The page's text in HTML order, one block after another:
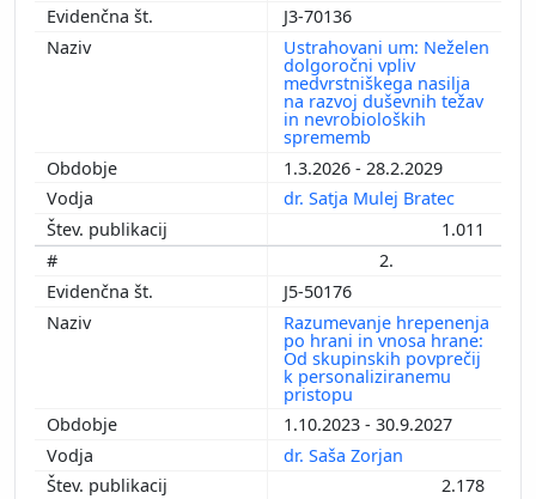
J3-70136
Ustrahovani um: Neželen
dolgoročni vpliv
medvrstniškega nasilja
na razvoj duševnih težav
in nevrobioloških
sprememb
1.3.2026 - 28.2.2029
dr. Satja Mulej Bratec
1.011
2.
J5-50176
Razumevanje hrepenenja
po hrani in vnosa hrane:
Od skupinskih povprečij
k personaliziranemu
pristopu
1.10.2023 - 30.9.2027
dr. Saša Zorjan
2.178